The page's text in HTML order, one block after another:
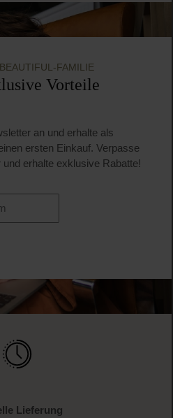
FAMILIE
Vorteile
an und erhalte als
ersten Einkauf. Verpasse
erhalte exklusive Rabatte!
Lieferung